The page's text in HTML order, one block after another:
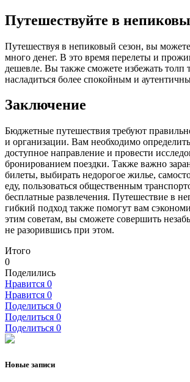
Путешествуйте в
Путешествуя в непиковый сезон, вы
много денег. В это время перелеты и
дешевле. Вы также сможете избежать толп
насладиться более спокойным и
Заключение
Бюджетные путешествия требуют
и организации. Вам необходимо
доступное направление и провести
бронированием поездки. Также важно
билеты, выбирать недорогое жилье,
еду, пользоваться общественным
бесплатные развлечения. Путешествие в
гибкий подход также помогут вам
этим советам, вы сможете совершить
не разорившись при этом.
Итого
0
Поделились
Нравится 0
Нравится 0
Поделиться 0
Поделиться 0
Поделиться 0
Новые записи